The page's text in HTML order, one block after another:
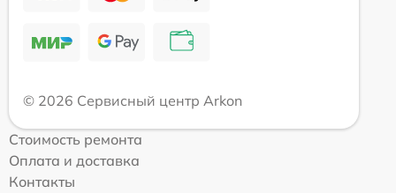
© 2026 Сервисный центр Arkon
Стоимость ремонта
Оплата и доставка
Контакты